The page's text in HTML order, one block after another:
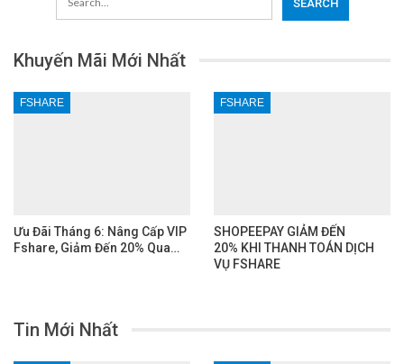
Khuyến Mãi Mới Nhất
FSHARE
Ưu Đãi Tháng 6: Nâng Cấp VIP
Fshare, Giảm Đến 20% Qua…
FSHARE
SHOPEEPAY GIẢM ĐẾN
20% KHI THANH TOÁN DỊCH
VỤ FSHARE
Tin Mới Nhất